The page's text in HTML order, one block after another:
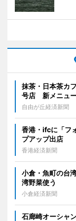
抹茶・日本茶カ
号店 新メニュ
自由が丘経済新聞
香港・ifcに「フ
プアップ出店
香港経済新聞
小倉・魚町の台
湾野菜使う
小倉経済新聞
石廊崎オーシャ